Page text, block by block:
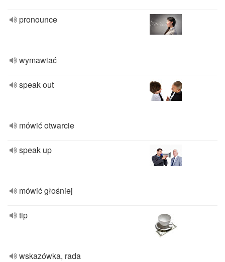
pronounce
wymawiać
speak out
mówić otwarcie
speak up
mówić głośniej
tip
wskazówka, rada